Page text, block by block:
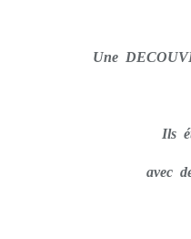
Une
Ils
avec